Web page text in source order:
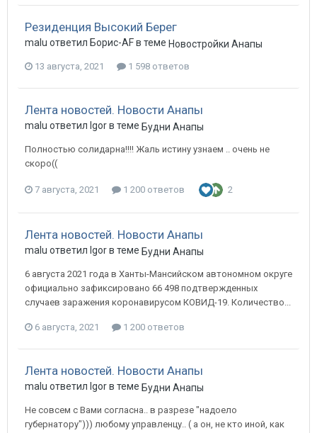
Резиденция Высокий Берег
malu ответил Борис-AF в теме Новостройки Анапы
13 августа, 2021 1 598 ответов
Лента новостей. Новости Анапы
malu ответил Igor в теме Будни Анапы
Полностью солидарна!!!! Жаль истину узнаем .. очень не
скоро((
7 августа, 2021 1 200 ответов 2
Лента новостей. Новости Анапы
malu ответил Igor в теме Будни Анапы
6 августа 2021 года в Ханты-Мансийском автономном округе
официально зафиксировано 66 498 подтвержденных
случаев заражения коронавирусом КОВИД-19. Количество...
6 августа, 2021 1 200 ответов
Лента новостей. Новости Анапы
malu ответил Igor в теме Будни Анапы
Не совсем с Вами согласна.. в разрезе "надоело
губернатору"))) любому управленцу.. ( а он, не кто иной, как